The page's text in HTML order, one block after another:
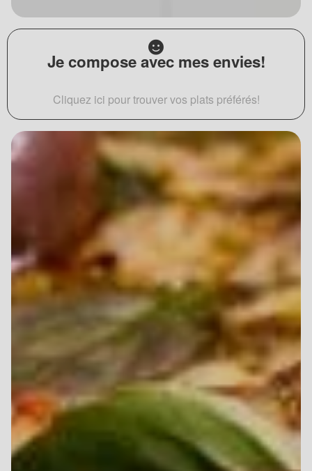
Je compose avec mes envies!
Cliquez ici pour trouver vos plats préférés!